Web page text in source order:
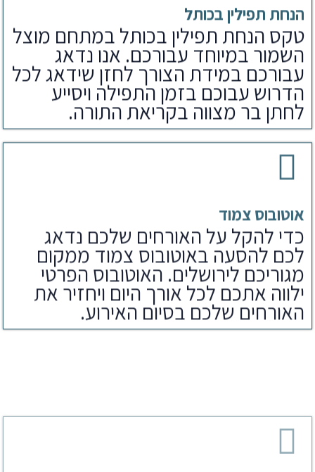
הנחת תפילין בכותל
טקס הנחת תפילין בכותל במתחם מוצל
השמור במיוחד עבורכם. אנו נדאג
עבורכם במידת הצורך לחזן שידאג לכל
הדרוש עבוכם בזמן התפילה ויסייע
לחתן בר מצווה בקריאת התורה.
אוטובוס צמוד
כדי להקל על האורחים שלכם נדאג
לכם להסעה באוטובוס צמוד ממקום
מגוריכם לירושלים. האוטובוס הפרטי
ילווה אתכם לכל אורך היום ויחזיר את
האורחים שלכם בסיום האירוע.
לאחר הפקת בר מצווה בכותל נדאג
לארוחים שלכם גם לארוחת צהריים
באחת מהמסעדות המפנקות של